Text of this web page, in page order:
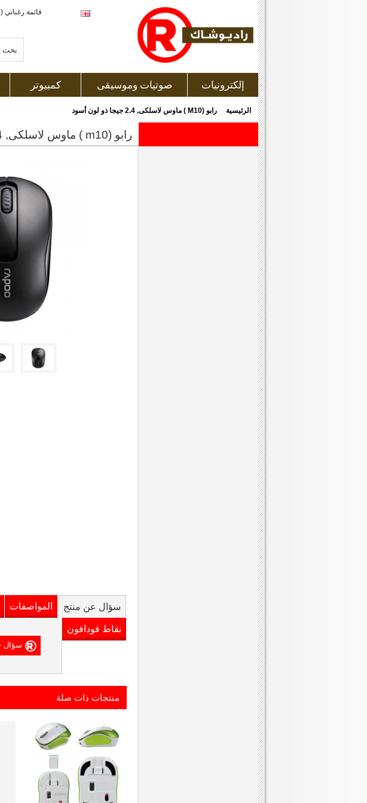
قائمة رغباتي (0)
إلكترونيات صوتيات وموسيقى كمبيوتر
الرئيسية رابو (M10 ) ماوس لاسلكى, 2.4 جيجا ذو لون أسود
رابو (m10 ) ماوس لاسلكى, 2.4 جيجا ذو لون أسود
سؤال عن منتج المواصفات
نقاط فودافون
منتجات ذات صلة